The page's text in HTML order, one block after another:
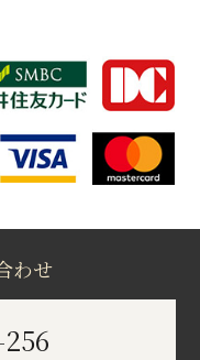
わせ